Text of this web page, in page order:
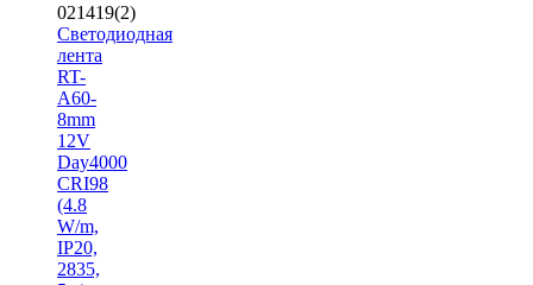
021419(2)
Светодиодная
лента
RT-
A60-
8mm
12V
Day4000
CRI98
(4.8
W/m,
IP20,
2835,